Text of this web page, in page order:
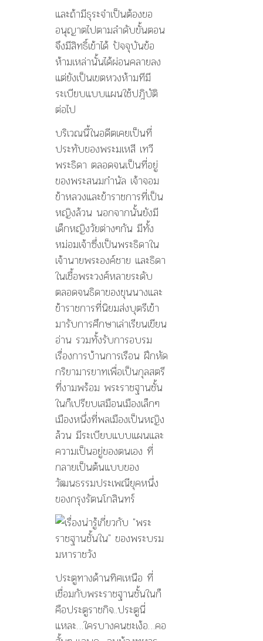
และถ้ามีธุระจำเป็นต้องขอ
อนุญาตไปตามลำดับขั้นตอน
จึงมีสิทธิ์เข้าได้ ปัจจุบันข้อ
ห้ามเหล่านั้นได้ผ่อนคลายลง
แต่ยังเป็นเขตหวงห้ามทีมี
ระเบียบแบบแผนใช้ปฎิบัติ
ต่อไป
บริเวณนี้ในอดีตเคยเป็นที่
ประทับของพระมเหสี เทวี
พระธิดา ตลอดจนเป็นที่อยู่
ของพระสนมกำนัล เจ้าจอม
ข้าหลวงและข้าราชการที่เป็น
หญิงล้วน นอกจากนั้นยังมี
เด็กหญิงวัยต่างๆกัน มีทั้ง
หม่อมเจ้าซึ่งเป็นพระธิดาใน
เจ้านายพระองค์ชาย และธิดา
ในเชื้อพระวงศ์หลายระดับ
ตลอดจนธิดาของขุนนางและ
ข้าราชการที่นิยมส่งบุตรีเข้า
มารับการศึกษาเล่าเรียนเขียน
อ่าน รวมทั้งรับการอบรม
เรื่องการบ้านการเรือน ฝึกหัด
กริยามารยาทเพื่อเป็นกุลสตรี
ที่งามพร้อม พระราชฐานชั้น
ในก็เปรียบเสมือนเมืองเล็กๆ
เมืองหนึ่งที่พลเมืองเป็นหญิง
ล้วน มีระเบียบแบบแผนและ
ความเป็นอยู่ของตนเอง ที่
กลายเป็นต้นแบบของ
วัฒนธรรมประเพณียุคหนึ่ง
ของกรุงรัตนโกสินทร์
ประตูทางด้านทิศเหนือ ที่
เชื่อมกับพระราชฐานชั้นในก็
คือประตูราชกิจ..ประตูนี่
แหละ…ใครบางคนชะเง้อ…คอ